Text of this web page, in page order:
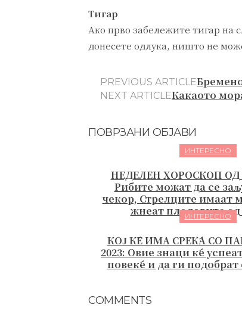
Тигар
Ако прво забележите тигар на
донесете одлука, ништо не
PREVIOUS ARTICLE
NEXT ARTICLEКакаото
ПОВРЗАНИ ОБЈАВИ
ИНТЕРЕСНО
НЕДЕЛЕН ХОРОСКОП ОД
Рибите можат да се
чекор, Стрелците имаат
жнеат плодовите од
ИНТЕРЕСНО
КОЈ ЌЕ ИМА СРЕЌА СО
2023: Овие знаци ќе
повеќе и да ги
COMMENTS